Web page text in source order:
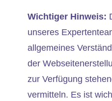
Wichtiger Hinweis:
unseres
allgemeines
der
zur Verfügung
vermitteln. Es ist